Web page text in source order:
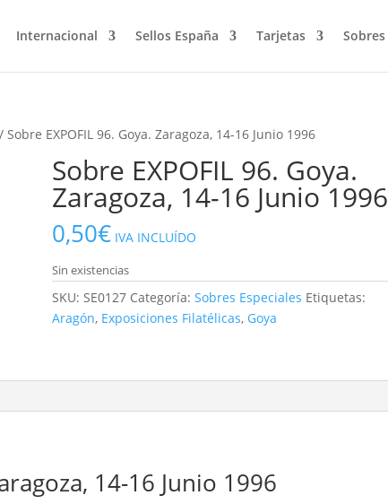
Internacional Sellos España Tarjetas Sobres
/ Sobre EXPOFIL 96. Goya. Zaragoza, 14-16 Junio 1996
Sobre EXPOFIL 96. Goya.
Zaragoza, 14-16 Junio 1996
0,50€ IVA INCLUÍDO
Sin existencias
SKU:SE0127 Categoría:Sobres Especiales Etiquetas:
Aragón, Exposiciones Filatélicas, Goya
14-16 Junio 1996